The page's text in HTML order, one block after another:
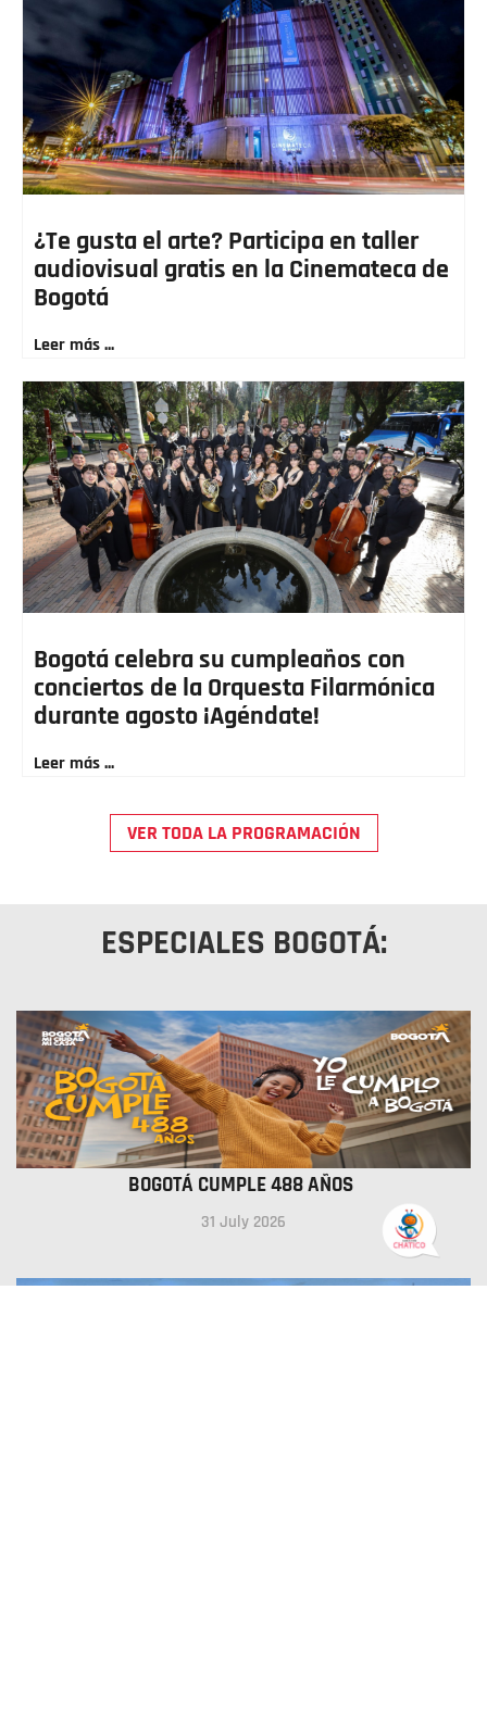
¿Te gusta el arte? Participa en taller
audiovisual gratis en la Cinemateca de
Bogotá
Leer más ...
Bogotá celebra su cumpleaños con
conciertos de la Orquesta Filarmónica
durante agosto ¡Agéndate!
Leer más ...
VER TODA LA PROGRAMACIÓN
ESPECIALES BOGOTÁ:
BOGOTÁ CUMPLE 488 AÑOS
31 July 2026